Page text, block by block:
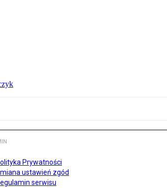
Prywatności
ustawień zgód
serwisu